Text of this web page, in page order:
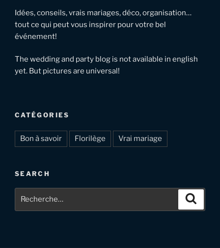
Idées, conseils, vrais mariages, déco, organisation…
tout ce qui peut vous inspirer pour votre bel
événement!
The wedding and party blog is not available in english
yet. But pictures are universal!
CATÉGORIES
Bon à savoir Florilège Vrai mariage
SEARCH